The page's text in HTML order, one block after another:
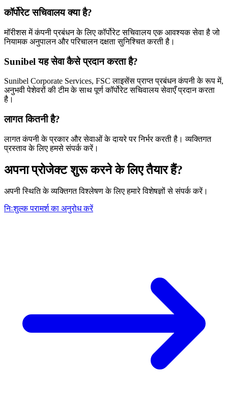
कॉर्पोरेट सचिवालय क्या है?
मॉरीशस में कंपनी प्रबंधन के लिए कॉर्पोरेट सचिवालय एक आवश्यक सेवा है जो
नियामक अनुपालन और परिचालन दक्षता सुनिश्चित करती है।
Sunibel यह सेवा कैसे प्रदान करता है?
Sunibel Corporate Services, FSC लाइसेंस प्राप्त प्रबंधन कंपनी के रूप में,
अनुभवी पेशेवरों की टीम के साथ पूर्ण कॉर्पोरेट सचिवालय सेवाएँ प्रदान करता
है।
लागत कितनी है?
लागत कंपनी के प्रकार और सेवाओं के दायरे पर निर्भर करती है। व्यक्तिगत
प्रस्ताव के लिए हमसे संपर्क करें।
अपना प्रोजेक्ट शुरू करने के लिए तैयार हैं?
अपनी स्थिति के व्यक्तिगत विश्लेषण के लिए हमारे विशेषज्ञों से संपर्क करें।
निःशुल्क परामर्श का अनुरोध करें